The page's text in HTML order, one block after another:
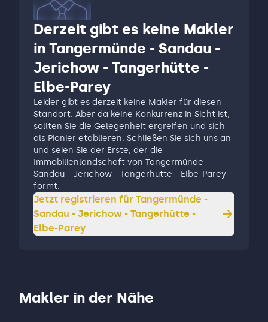
Derzeit gibt es keine Makler
in Tangermünde - Sandau -
Jerichow - Tangerhütte -
Elbe-Parey
Leider gibt es derzeit keine Makler für diesen
Standort. Aber da keine Konkurrenz in Sicht ist,
sollten Sie die Gelegenheit ergreifen und sich
als Pionier etablieren. Schließen Sie sich uns an
und seien Sie der Erste, der die
Immobilienlandschaft von Tangermünde -
Sandau - Jerichow - Tangerhütte - Elbe-Parey
formt.
Jetzt registrieren für Tangermünde -
Sandau - Jerichow - Tangerhütte -
Elbe-Parey
Makler in der Nähe